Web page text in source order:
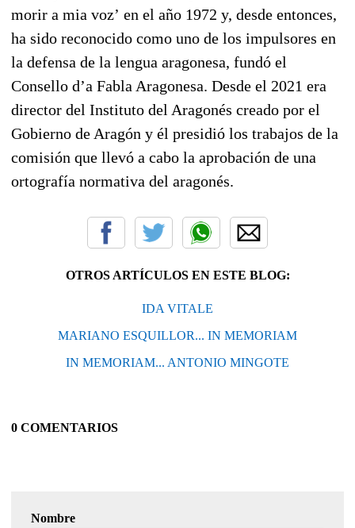
morir a mia voz’ en el año 1972 y, desde entonces,
ha sido reconocido como uno de los impulsores en
la defensa de la lengua aragonesa, fundó el
Consello d’a Fabla Aragonesa. Desde el 2021 era
director del Instituto del Aragonés creado por el
Gobierno de Aragón y él presidió los trabajos de la
comisión que llevó a cabo la aprobación de una
ortografía normativa del aragonés.
OTROS ARTÍCULOS EN ESTE BLOG:
IDA VITALE
MARIANO ESQUILLOR... IN MEMORIAM
IN MEMORIAM... ANTONIO MINGOTE
0 COMENTARIOS
Nombre